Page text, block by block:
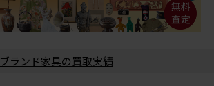
ブランド家具の買取実績